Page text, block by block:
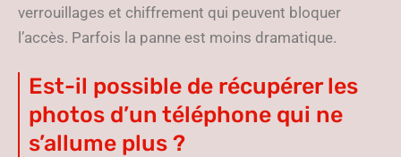
verrouillages et chiffrement qui peuvent bloquer
l’accès. Parfois la panne est moins dramatique.
Est-il possible de récupérer les
photos d’un téléphone qui ne
s’allume plus ?